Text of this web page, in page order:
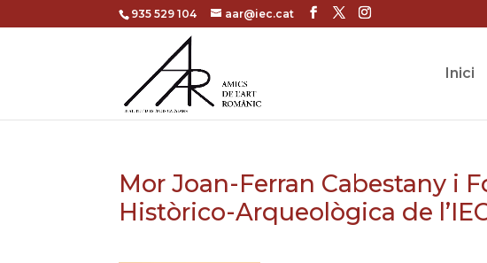
935 529 104 aar@iec.cat
Inici
Mor Joan-Ferran Cabestany i
Històrico-Arqueològica de